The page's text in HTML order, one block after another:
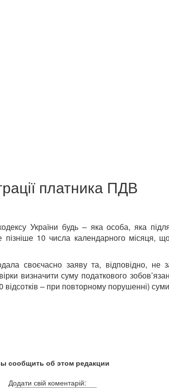
платника ПДВ
України будь – яка особа, яка
10 числа календарного
своєчасно заяву та, відповідно,
визначити суму податкового
– при повторному порушенні)
сообщить об этом редакции
Додати свій коментарій: